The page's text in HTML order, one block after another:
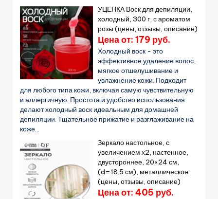
УЦЕНКА Воск для депиляции,
холодный, 300 г, с ароматом
розы (цены, отзывы, описание)
Цена от: 179 руб.
Холодный воск - это
эффективное удаление волос,
мягкое отшелушивание и
увлажнение кожи. Подходит
для любого типа кожи, включая самую чувствительную
и аллергичную. Простота и удобство использования
делают холодный воск идеальным для домашней
депиляции. Тщательное прижатие и разглаживание на
коже...
Зеркало настольное, с
увеличением х2, настенное,
двустороннее, 20×24 см,
(d=18.5 см), металлическое
(цены, отзывы, описание)
Цена от: 405 руб.